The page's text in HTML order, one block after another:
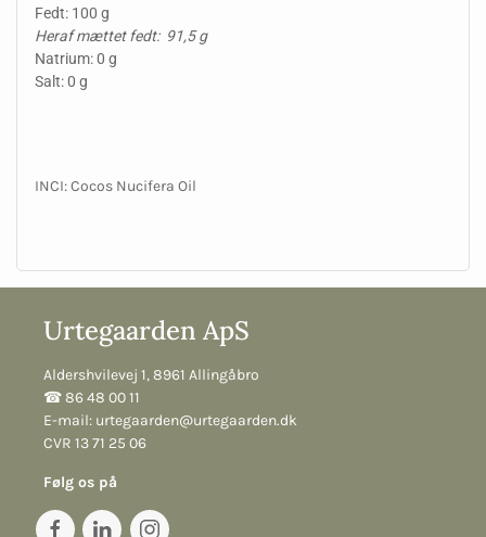
Fedt: 100 g
Heraf mættet fedt: 91,5 g
Natrium: 0 g
Salt: 0 g
INCI: Cocos Nucifera Oil
Urtegaarden ApS
Aldershvilevej 1, 8961 Allingåbro
☎︎ 86 48 00 11
E-mail: urtegaarden@urtegaarden.dk
CVR 13 71 25 06
Følg os på